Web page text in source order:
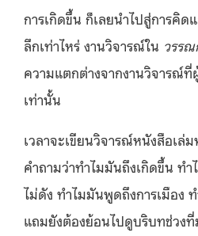
การเกิดขึ้น ก็เลยนำไปสู่การคิด
ลึกเท่าไหร่ งานวิจารณ์ใน วรร
ความแตกต่างจากงานวิจารณ์
เท่านั้น
เวลาจะเขียนวิจารณ์หนังสือเล่ม
คำถามว่าทำไมมันถึงเกิดขึ้น ท
ไม่ดัง ทำไมมันพูดถึงการเมือง
แถมยังต้องย้อนไปดูบริบทช่วง